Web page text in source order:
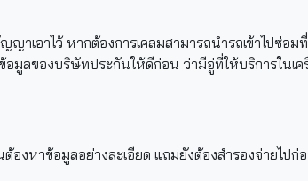
เอาไว้ หากต้องการเคลมสามารถนำรถเข้าไปซ่อมที่
อมูลของบริษัทประกันให้ดีก่อน ว่ามีอู่ที่ให้บริการในเ
องหาข้อมูลอย่างละเอียด แถมยังต้องสำรองจ่ายไปก่